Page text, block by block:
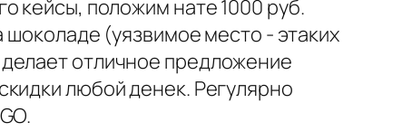
кейсы, положим нате 1000 руб.
(уязвимое место - этаких
отличное предложение
любой денек. Регулярно